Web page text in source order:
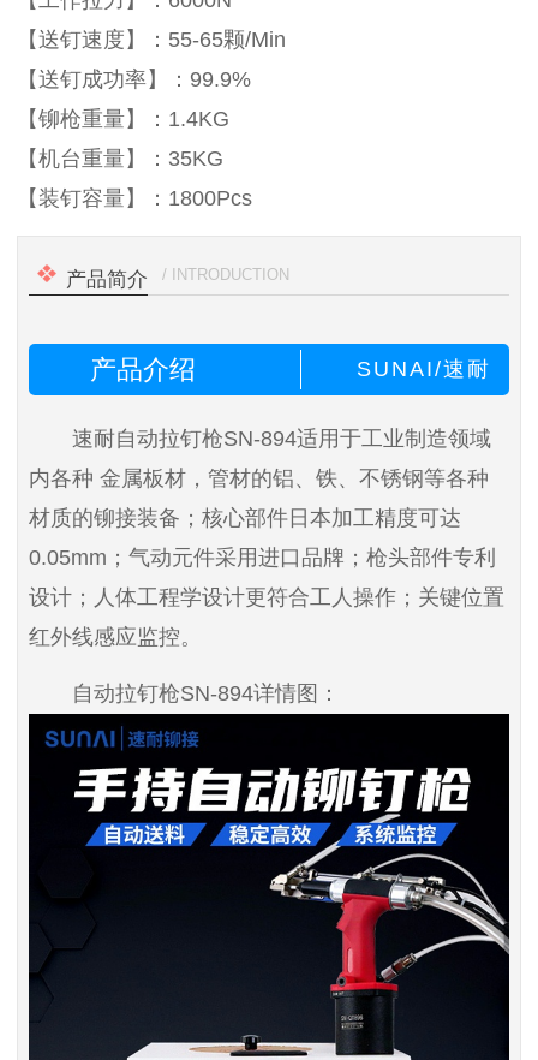
【送钉速度】：55-65颗/Min
【送钉成功率】：99.9%
【铆枪重量】：1.4KG
【机台重量】：35KG
【装钉容量】：1800Pcs
产品简介 / INTRODUCTION
产品介绍 SUNAI/速耐
速耐自动拉钉枪SN-894适用于工业制造领域
内各种 金属板材，管材的铝、铁、不锈钢等各种
材质的铆接装备；核心部件日本加工精度可达
0.05mm；气动元件采用进口品牌；枪头部件专利
设计；人体工程学设计更符合工人操作；关键位置
红外线感应监控。
自动拉钉枪SN-894详情图：